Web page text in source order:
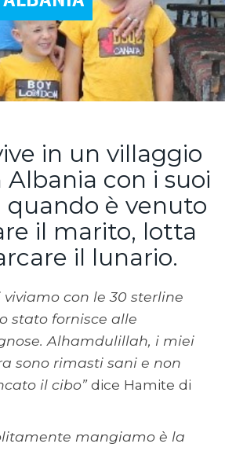
in un villaggio
con i suoi
quando è venuto
il marito, lotta
il lunario.
viviamo con le 30 sterline
stato fornisce alle
Alhamdulillah, i miei
sono rimasti sani e non
il cibo”dice Hamite di
mangiamo è la